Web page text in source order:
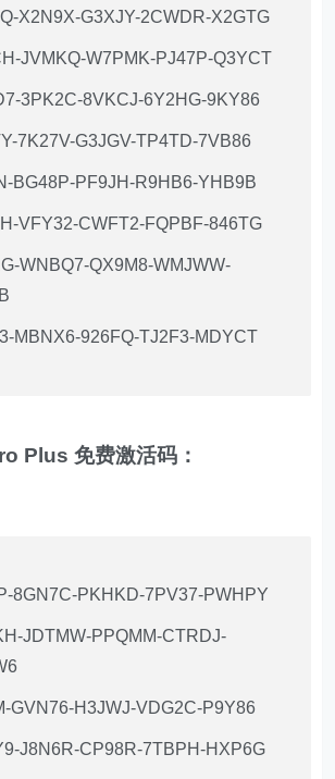
X2N9X-G3XJY-2CWDR-X2GTG
JVMKQ-W7PMK-PJ47P-Q3YCT
3PK2C-8VKCJ-6Y2HG-9KY86
7K27V-G3JGV-TP4TD-7VB86
BG48P-PF9JH-R9HB6-YHB9B
VFY32-CWFT2-FQPBF-846TG
WNBQ7-QX9M8-WMJWW-
MBNX6-926FQ-TJ2F3-MDYCT
Plus 免费激活码：
8GN7C-PKHKD-7PV37-PWHPY
JDTMW-PPQMM-CTRDJ-
GVN76-H3JWJ-VDG2C-P9Y86
J8N6R-CP98R-7TBPH-HXP6G